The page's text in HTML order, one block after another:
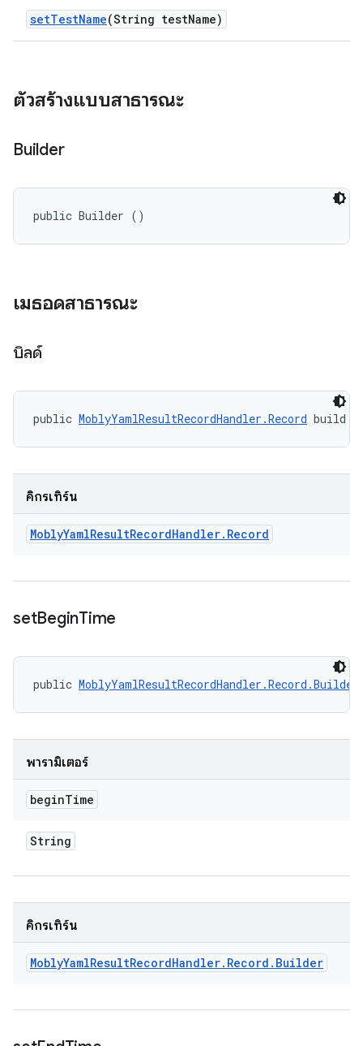
setTestName(String testName)
ตัวสร้างแบบสาธารณะ
Builder
public Builder ()
เมธอดสาธารณะ
บิลด์
public MoblyYamlResultRecordHandler.Record build
คิกรีเทิร์น
MoblyYamlResultRecordHandler. Record
setBeginTime
public MoblyYamlResultRecordHandler.Record.Builder
พารามิเตอร์
beginTime
String
คิกรีเทิร์น
MoblyYamlResultRecordHandler. Record . Builder